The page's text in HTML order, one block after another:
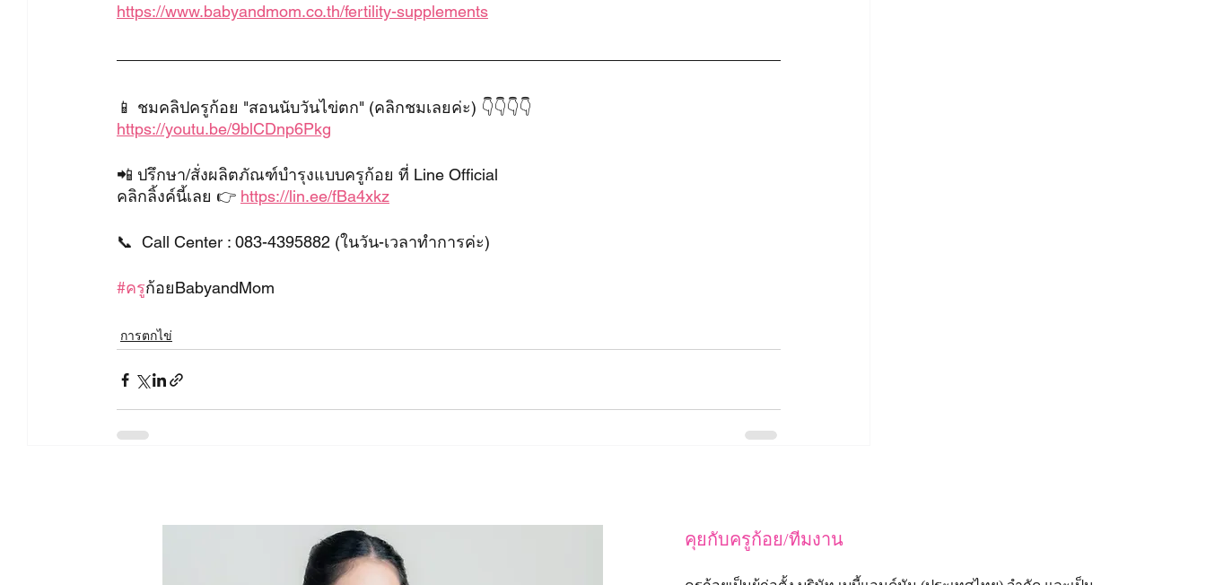
https://www.babyandmom.co.th/fertility-supplements
📱 ชมคลิปครูก้อย "สอนนับวันไข่ตก" (คลิกชมเลยค่ะ) 👇👇👇👇
https://youtu.be/9blCDnp6Pkg
📲 ปรึกษา/สั่งผลิตภัณฑ์บำรุงแบบครูก้อย ที่ Line Official
คลิกลิ้งค์นี้เลย 👉 https://lin.ee/fBa4xkz
📞  Call Center : 083-4395882 (ในวัน-เวลาทำการค่ะ)
#ครูก้อยBabyandMom
การตกไข่
คุยกับครูก้อย/ทีมงาน